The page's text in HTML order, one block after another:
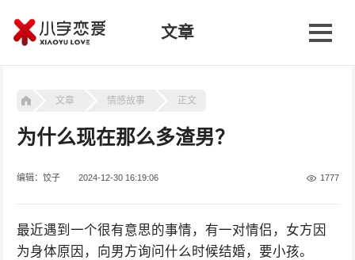
文章
文章 情感故事 正文
为什么现在那么多渣男？
编辑：饺子 2024-12-30 16:19:06 1777
最近遇到一个很有意思的事情，有一对情侣，女方因
为身体原因，向男方询问什么时候结婚，要小孩。